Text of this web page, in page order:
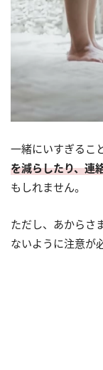
一緒にいすぎるこ
を減らしたり、連
もしれません。
ただし、あからさ
ないように注意が